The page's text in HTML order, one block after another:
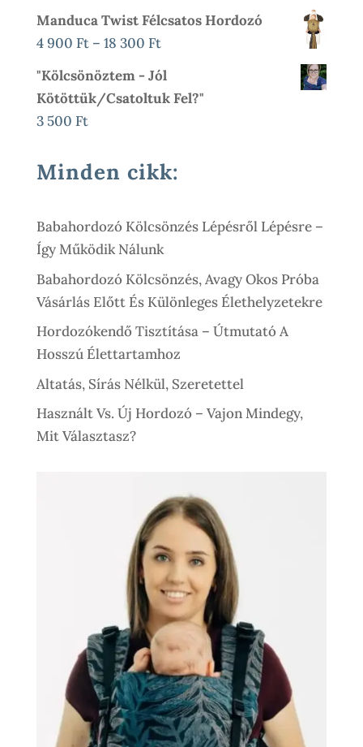
900 Ft.
900 Ft.
3
15
500 Ft
Manduca Twist Félcsatos Hordozó
4 900 Ft – 18 300 FtÁrtartomány:
4
900 Ft
"Kölcsönöztem - Jól
Kötöttük/csatoltuk Fel?"
3 500 Ft
Minden cikk:
Babahordozó Kölcsönzés Lépésről Lépésre –
Így Működik Nálunk
Babahordozó Kölcsönzés, Avagy Okos Próba
Vásárlás Előtt És Különleges Élethelyzetekre
Hordozókendő Tisztítása – Útmutató A
Hosszú Élettartamhoz
Altatás, Sírás Nélkül, Szeretettel
Használt Vs. Új Hordozó – Vajon Mindegy,
Mit Választasz?